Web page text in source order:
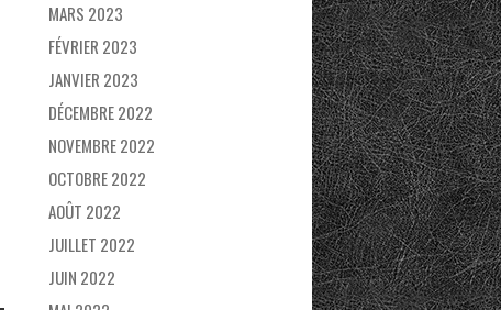
MARS 2023
FÉVRIER 2023
JANVIER 2023
DÉCEMBRE 2022
NOVEMBRE 2022
OCTOBRE 2022
AOÛT 2022
JUILLET 2022
JUIN 2022